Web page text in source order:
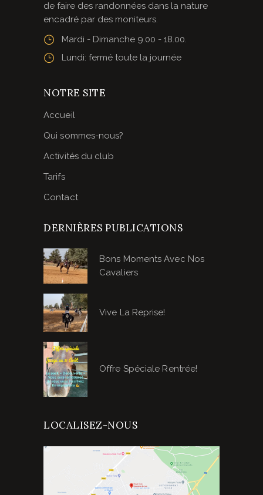
de faire des randonnées dans la nature
encadré par des moniteurs.
Mardi - Dimanche 9.00 - 18.00.
Lundi: fermé toute la journée
NOTRE SITE
Accueil
Qui sommes-nous?
Activités du club
Tarifs
Contact
DERNIÈRES PUBLICATIONS
Bons Moments Avec Nos
Cavaliers
Vive La Reprise!
Offre Spéciale Rentrée!
LOCALISEZ-NOUS